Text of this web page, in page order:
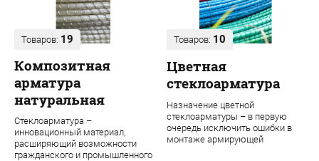
Товаров: 19
Композитная
арматура
натуральная
Стеклоарматура –
инновационный материал,
расширяющий возможности
гражданского и промышленного
Товаров: 10
Цветная
стеклоарматура
Назначение цветной
стеклоарматуры – в первую
очередь исключить ошибки в
монтаже армирующей